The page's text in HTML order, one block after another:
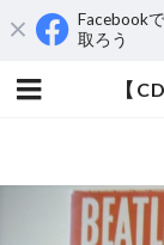
Facebook
取ろう